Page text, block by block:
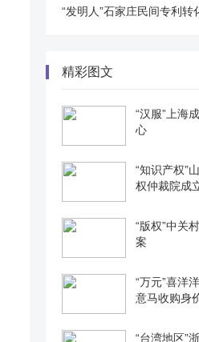
“发明人”石家庄民间专利转
精彩图文
“汉服”上海
心
“知识产权”
权仲裁院成
“版权”中关
案
“万元”喜洋
意马收购身
“台湾地区”